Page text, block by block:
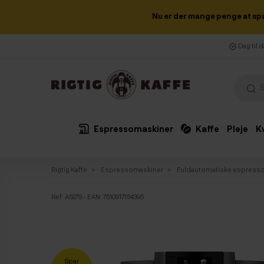
Nu er der mange penge at
Dag til
Espressomaskiner Kaffe Pleje
Rigtig Kaffe Espressomaskiner Fuldautomatiske
Ref: A5279 - EAN: 7610917154395
Spar